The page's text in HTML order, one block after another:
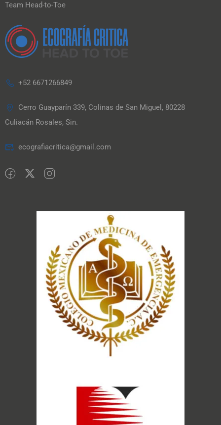
Team Head-to-Toe
+52 6671266849
Cerro Guayparín 339, Colinas de San Miguel, 80228
Culiacán Rosales, Sin.
ecografiacritica@gmail.com